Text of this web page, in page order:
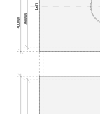
400мм 368мм
Left